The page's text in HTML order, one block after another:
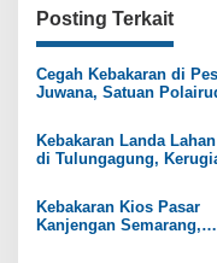
i
g
a
i
o
Posting Terkait
Cegah Kebakaran di
Juwana, Satuan
Kapal
Kebakaran Landa
di Tulungagung,
Kebakaran Kios Pasar
Kanjengan Semarang,